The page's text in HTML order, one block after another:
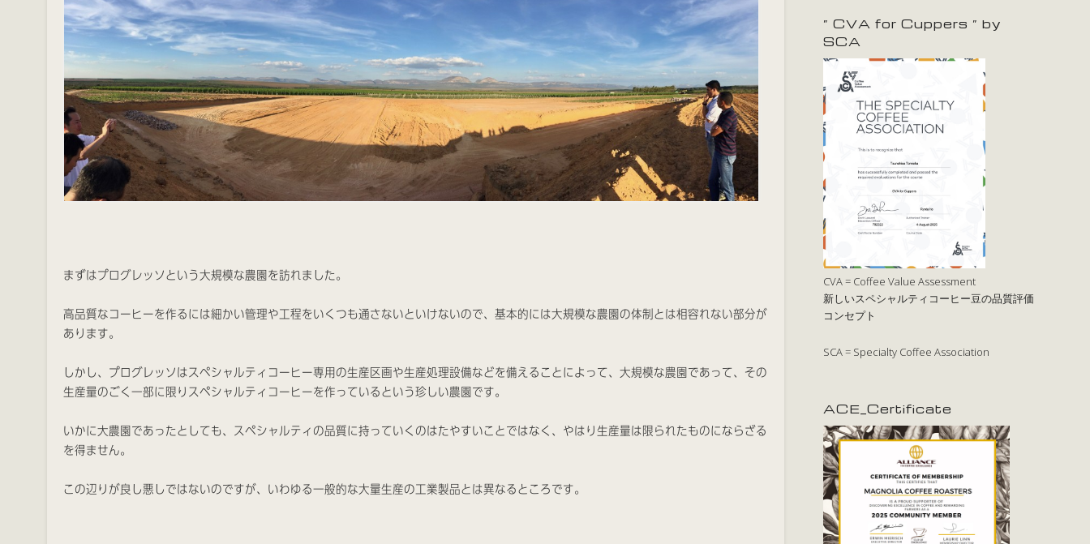
まずはプログレッソという大規模な農園を訪れました。
高品質なコーヒーを作るには細かい管理や工程をいくつも通さないといけないので、基本的には大規模な農園の体制とは相容れない部分が
あります。
しかし、プログレッソはスペシャルティコーヒー専用の生産区画や生産処理設備などを備えることによって、大規模な農園であって、その
生産量のごく一部に限りスペシャルティコーヒーを作っているという珍しい農園です。
いかに大農園であったとしても、スペシャルティの品質に持っていくのはたやすいことではなく、やはり生産量は限られたものにならざる
を得ません。
この辺りが良し悪しではないのですが、いわゆる一般的な大量生産の工業製品とは異なるところです。
” CVA for Cuppers ” by
SCA
CVA = Coffee Value Assessment
新しいスペシャルティコーヒー豆の品質評価
コンセプト
SCA = Specialty Coffee Association
ACE_Certificate